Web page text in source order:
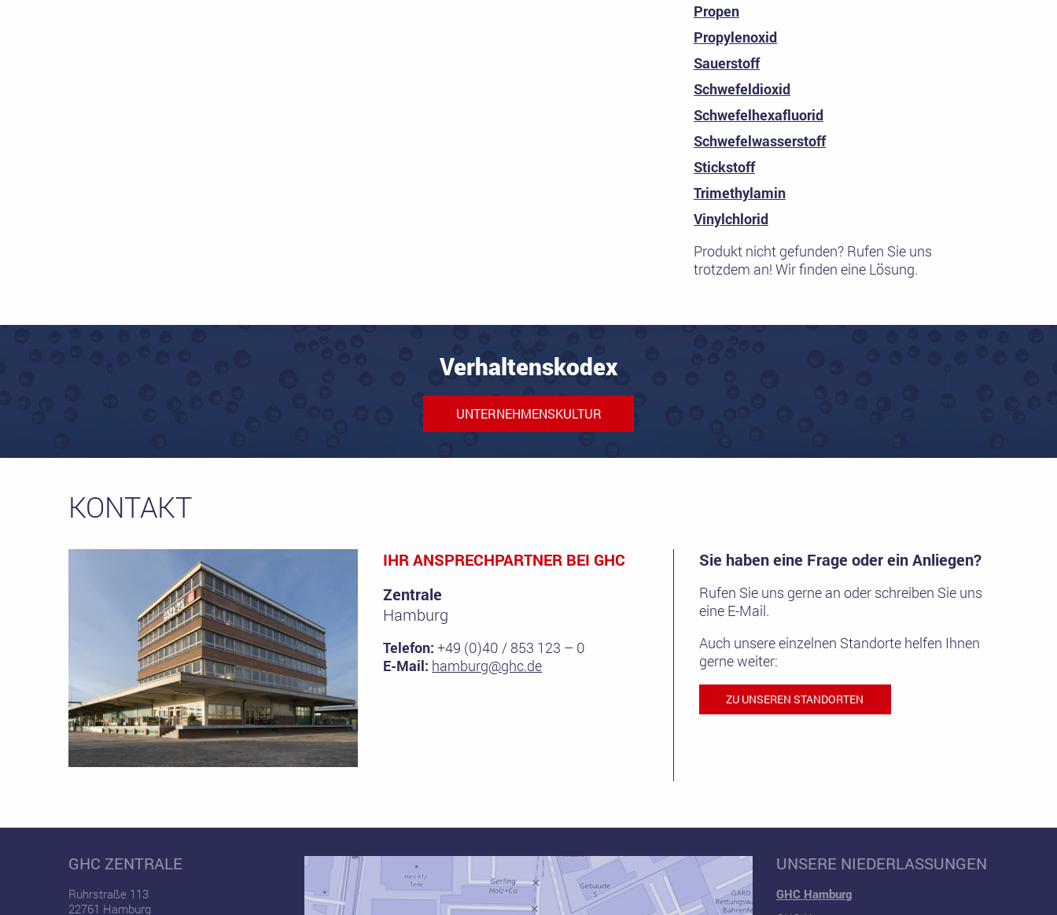
Propen
Propylenoxid
Sauerstoff
Schwefeldioxid
Schwefelhexafluorid
Schwefelwasserstoff
Stickstoff
Trimethylamin
Vinylchlorid
Produkt nicht gefunden? Rufen Sie uns
trotzdem an! Wir finden eine Lösung.
Verhaltenskodex
UNTERNEHMENSKULTUR
KONTAKT
IHR ANSPRECHPARTNER BEI GHC
Zentrale
Hamburg
Telefon: +49 (0)40 / 853 123 – 0
E-Mail: hamburg@ghc.de
Sie haben eine Frage oder ein Anliegen?
Rufen Sie uns gerne an oder schreiben Sie uns
eine E-Mail.
Auch unsere einzelnen Standorte helfen Ihnen
gerne weiter:
ZU UNSEREN STANDORTEN
GHC ZENTRALE
Ruhrstraße 113
22761 Hamburg
UNSERE NIEDERLASSUNGEN
GHC Hamburg